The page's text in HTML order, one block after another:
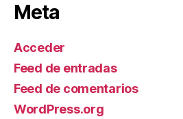
Meta
Acceder
Feed de entradas
Feed de comentarios
WordPress.org